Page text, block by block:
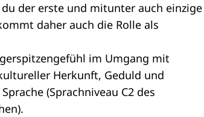
der erste und mitunter auch einzige
daher auch die Rolle als
im Umgang mit
Herkunft, Geduld und
(Sprachniveau C2 des